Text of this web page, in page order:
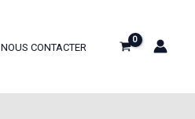
NOUS CONTACTER